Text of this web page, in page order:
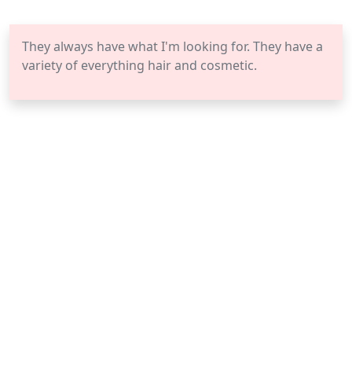
They always have what I'm looking for. They have a
variety of everything hair and cosmetic.